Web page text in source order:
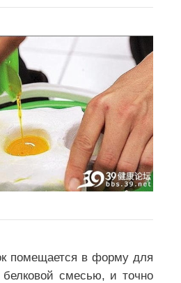
помещается в форму для
белковой смесью, и точно